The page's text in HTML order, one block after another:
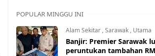
POPULAR MINGGU INI
Alam Sekitar ,Sarawak , Utama
Banjir: Premier Sarawak
peruntukan tambahan